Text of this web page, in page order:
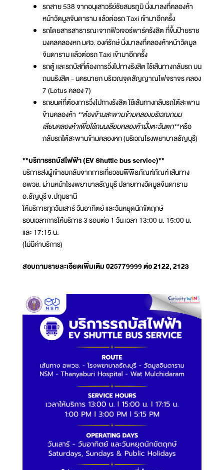
รถสาย 538 จากอนุเสาวรีย์ชัยสมรภูมิ นั่งมาลงที่คลองห้า
หน้าวัดมูลจินดาราม แล้วต่อรถ Taxi เข้ามาอีกครั้ง
รถโดยสารสาธารณะจากฟิวเจอร์พาร์ครังสิต ที่ขึ้นป้ายราช
มงคลคลองหก มศว. องค์รักษ์ นั่งมาลงที่คลองห้าหน้าวัดมูล
จินดาราม แล้วต่อรถ Taxi เข้ามาอีกครั้ง
รถตู้ และรถบัสที่ต้องการวิ่งไปทางรังสิต ใช้เส้นทางกลับรถ บน
ถนนรังสิต - นครนายก บริเวณจุดสัญญาณไฟจราจร คลอง
7 (Lotus คลอง 7)
รถยนต์ที่ต้องการวิ่งไปทางรังสิต ใช้เส้นทางกลับรถใต้สะพาน
ข้ามคลองห้า **ต้องข้ามสะพานข้ามคลองบริเวณถนน
เลียบคลองห้าเพื่อใช้ถนนเลียบคลองห้าฝั่งตะวันตก**หรือ
กลับรถใต้สะพานข้ามคลองหก (บริเวณโรงพยาบาลธัญบุรี)
**บริการรถบัสไฟฟ้า (EV Shuttle bus service)**
บริการส่งผู้เข้าชมกลับจากการเที่ยวชมพิพิธภัณฑ์ภัณฑ์ เส้นทาง
อพวช. ผ่านหน้าโรงพยาบาลธัญบุรี ปลายทางวัดมูลจินดาราม
อ.ธัญบุรี จ.ปทุมธานี
ให้บริการทุกวันเสาร์ วันอาทิตย์ และวันหยุดนักขัตฤกษ์
รอบเวลาการให้บริการ 3 รอบต่อ 1 วัน เวลา 13:00 น. 15:00 น.
และ 17:15 น.
(ไม่มีค่าบริการ)
สอบถามรายละเอียดเพิ่มเติม025779999ต่อ2122, 2123